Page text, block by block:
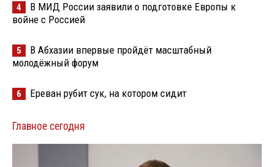
4
В МИД России заявили о подготовке Европы к
войне с Россией
5
В Абхазии впервые пройдёт масштабный
молодёжный форум
6 Ереван рубит сук, на котором сидит
Главное сегодня